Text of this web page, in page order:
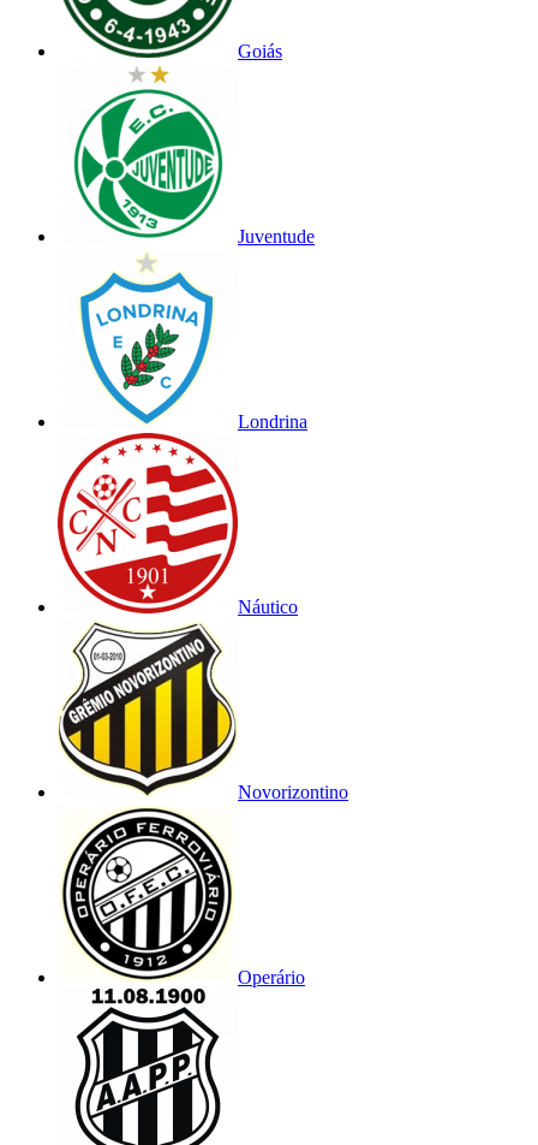
Goiás
Juventude
Londrina
Náutico
Novorizontino
Operário